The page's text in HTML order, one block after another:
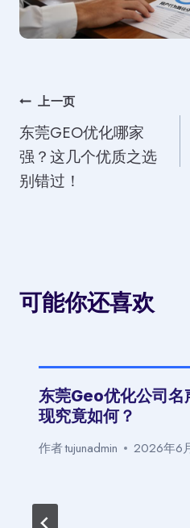
文
章
导
上一页
东莞GEO优化哪家
强？这几个优质之选
别错过！
可能你还喜欢
东莞Geo优化公司名
现究竟如何？
作者tujunadmin 2026年6